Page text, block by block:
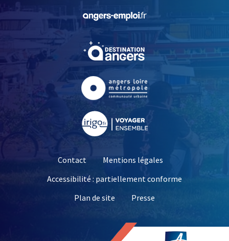
, Ouvre une nouvelle
, Ouvre une nouvelle
Contact
Mentions légales
Accessibilité : partiellement conforme
Plan de site
Presse